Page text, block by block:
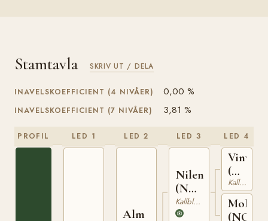
Stamtavla SKRIV UT / DELA
INAVELSKOEFFICIENT (4 NIVÅER) 0,00 %
INAVELSKOEFFICIENT (7 NIVÅER) 3,81 %
PROFIL LED 1 LED 2
Alm
LED 3
Nilen
(NO)
N
1956
Kallblodig Travare
LED 4
Vinvar
(NO)
T-
230
Kallblodig Travare
(NO)